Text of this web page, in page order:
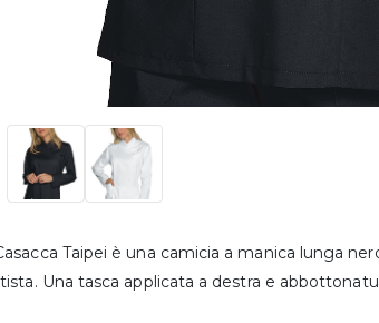
Taipei è una camicia a manica lunga
Una tasca applicata a destra e